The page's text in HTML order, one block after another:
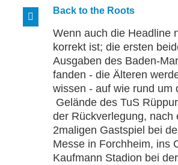
und
um
Durlach
und
um
Durlach
herum
Back to the Roots
Wenn auch die Headline
korrekt ist; die ersten
Ausgaben des Baden-
fanden - die Älteren
wissen - auf wie rund um
Gelände des TuS
der Rückverlegung, nach
2maligen Gastspiel bei
Messe in Forchheim, ins
Kaufmann Stadion bei der